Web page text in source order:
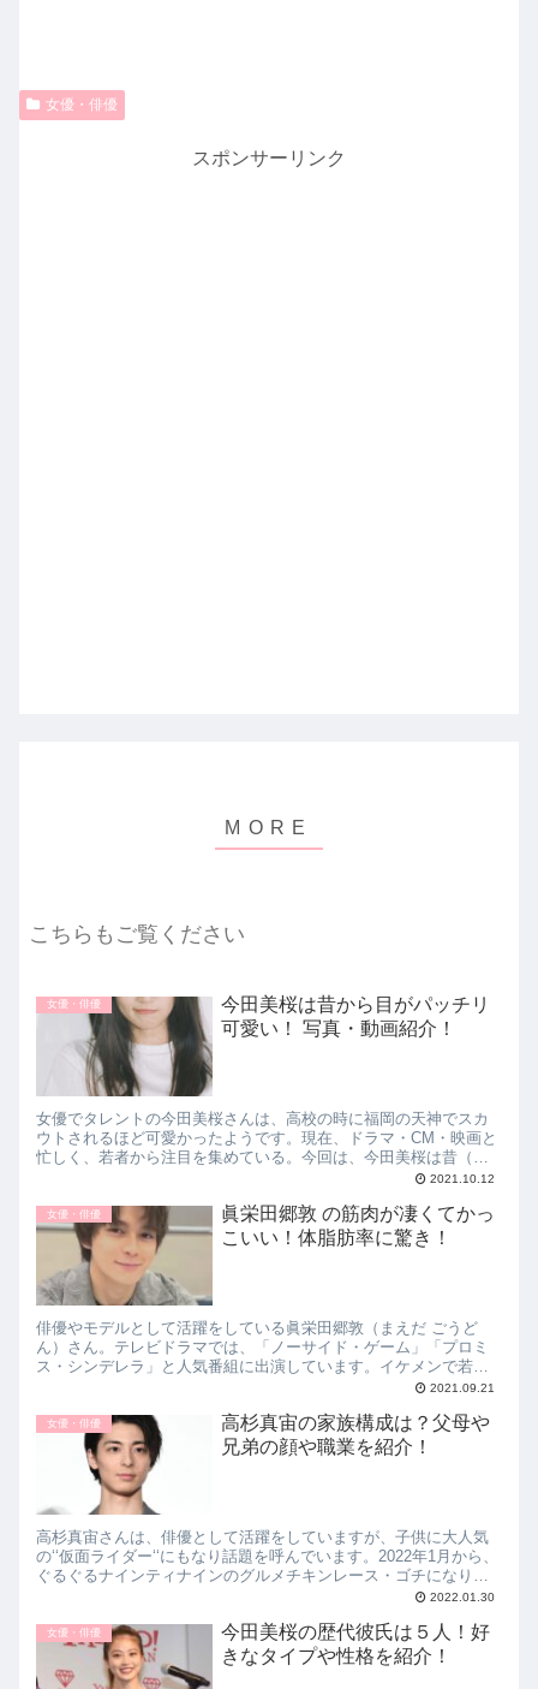
女優・俳優
スポンサーリンク
こちらもご覧ください
女優・俳優
今田美桜は昔から目がパッチリ
可愛い！ 写真・動画紹介！
女優でタレントの今田美桜さんは、高校の時に福岡の天神でスカ
ウトされるほど可愛かったようです。現在、ドラマ・CM・映画と
忙しく、若者から注目を集めている。今回は、今田美桜は昔（子
供）から目がパッチリ可愛い！ 写真・動画紹介！についてお伝え
2021.10.12
女優・俳優
眞栄田郷敦 の筋肉が凄くてかっ
こいい！体脂肪率に驚き！
俳優やモデルとして活躍をしている眞栄田郷敦（まえだ ごうど
ん）さん。テレビドラマでは、「ノーサイド・ゲーム」「プロミ
ス・シンデレラ」と人気番組に出演しています。イケメンで若手
俳優として注目される眞栄田郷敦さんですが、筋肉が凄いと話題
かっこいい！体脂肪率に驚き！について紹介していきます。
2021.09.21
女優・俳優
高杉真宙の家族構成は？父母や
兄弟の顔や職業を紹介！
高杉真宙さんは、俳優として活躍をしていますが、子供に大人気
の‘‘仮面ライダー‘‘にもなり話題を呼んでいます。2022年1月から、
ぐるぐるナインティナインのグルメチキンレース・ゴチになりま
すのレギュラーとなり、タレントとしても話題を呼んでいます。
紹介！についてお伝えします。
2022.01.30
女優・俳優
今田美桜の歴代彼氏は５人！好
きなタイプや性格を紹介！